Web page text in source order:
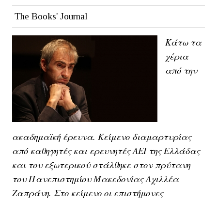
The Books' Journal
Κάτω τα
χέρια
από την
ακαδημαϊκή έρευνα. Kείμενο διαμαρτυρίας
από καθηγητές και ερευνητές ΑΕΙ της Ελλάδας
και του εξωτερικού στάλθηκε στον πρύτανη
του Πανεπιστημίου Μακεδονίας Αχιλλέα
Ζαπράνη. Στο κείμενο οι επιστήμονες